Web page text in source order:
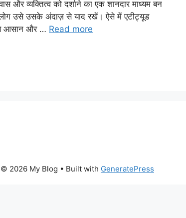
व्यक्तित्व को दर्शाने का एक शानदार माध्यम बन
उसे उसके अंदाज़ से याद रखें। ऐसे में एटीट्यूड
आसान और … Read more
© 2026 My Blog • Built with GeneratePress